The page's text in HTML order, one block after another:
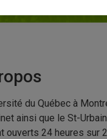
du Québec à
ainsi que le St-
ouverts 24 heures sur